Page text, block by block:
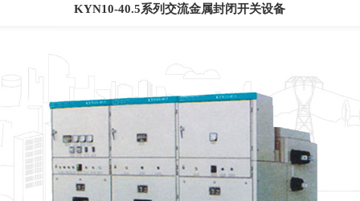
KYN10-40.5系列交流金属封闭开关设备